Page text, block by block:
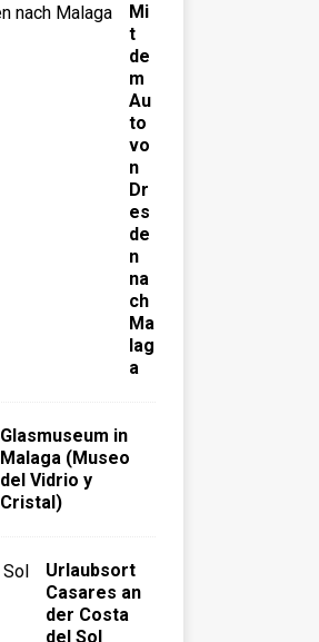
Mi
t
de
m
Au
to
vo
n
Dr
es
de
n
na
ch
Ma
lag
a
Glasmuseum in
Malaga (Museo
del Vidrio y
Cristal)
Urlaubsort
Casares an
der Costa
del Sol